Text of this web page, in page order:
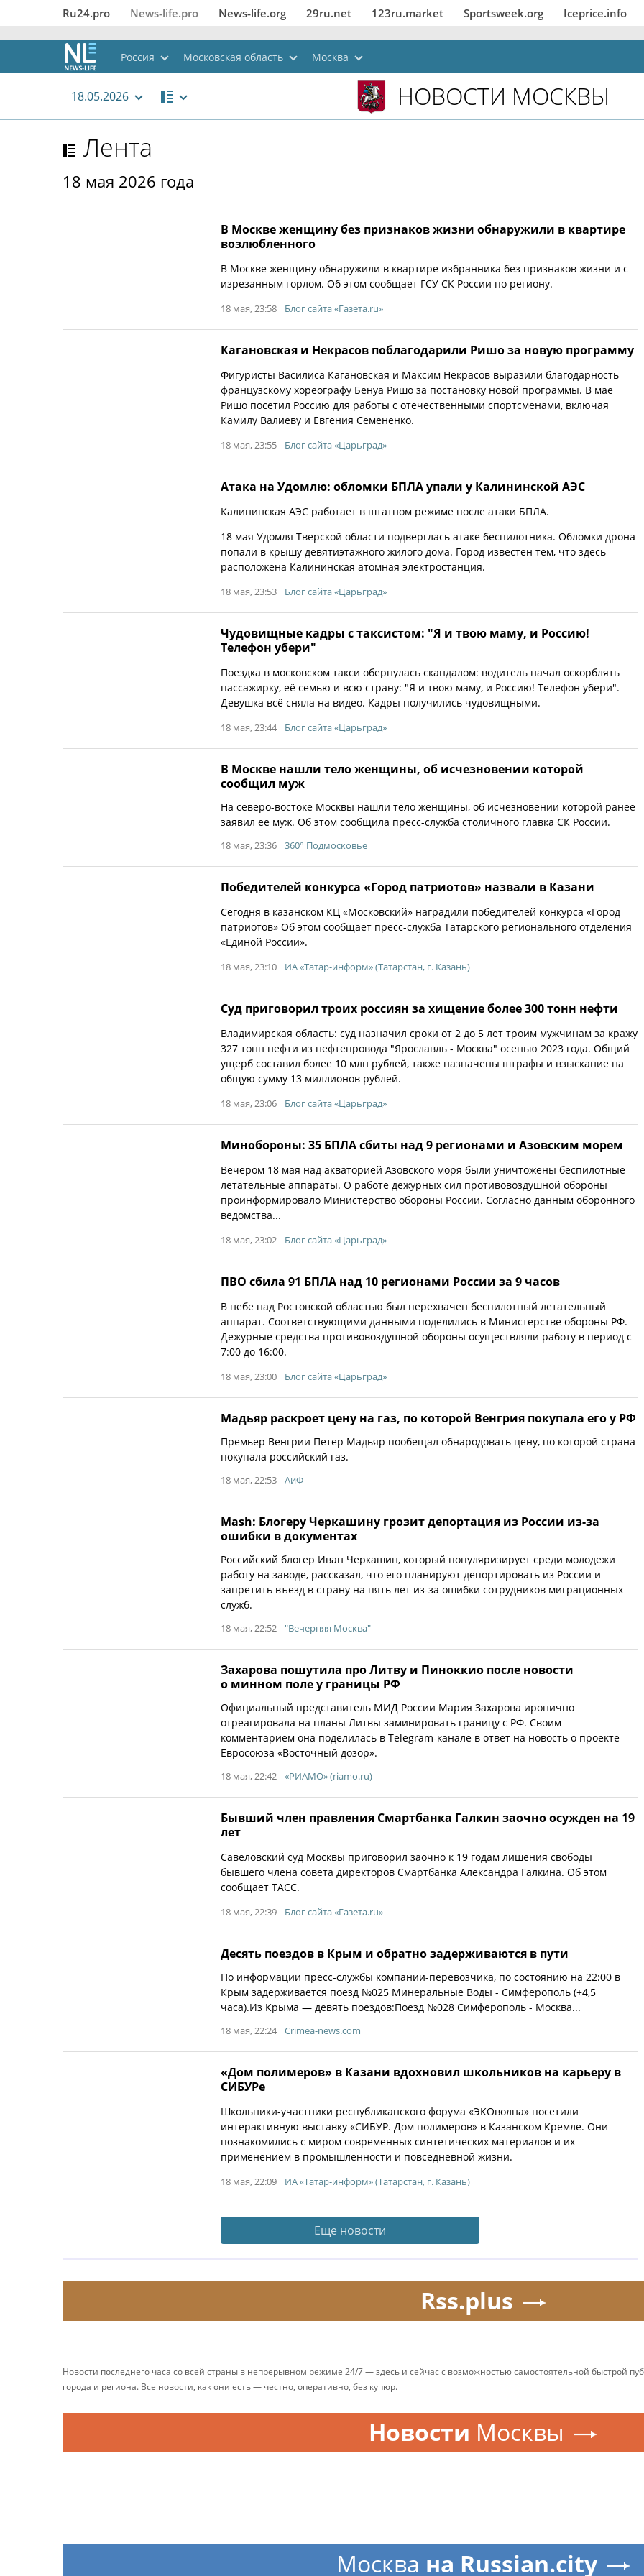
Ru24.pro News‑life.pro News‑life.org 29ru.net 123ru.market Sportsweek.org Iceprice.info
Россия Московская область Москва
18.05.2026 НОВОСТИ МОСКВЫ
Лента
18 мая 2026 года
В Москве женщину без признаков жизни обнаружили в квартире
возлюбленного
В Москве женщину обнаружили в квартире избранника без признаков жизни и с
изрезанным горлом. Об этом сообщает ГСУ СК России по региону.
18 мая, 23:58 Блог сайта «Газета.ru»
Кагановская и Некрасов поблагодарили Ришо за новую программу
Фигуристы Василиса Кагановская и Максим Некрасов выразили благодарность
французскому хореографу Бенуа Ришо за постановку новой программы. В мае
Ришо посетил Россию для работы с отечественными спортсменами, включая
Камилу Валиеву и Евгения Семененко.
18 мая, 23:55 Блог сайта «Царьград»
Атака на Удомлю: обломки БПЛА упали у Калининской АЭС
Калининская АЭС работает в штатном режиме после атаки БПЛА.
18 мая Удомля Тверской области подверглась атаке беспилотника. Обломки дрона
попали в крышу девятиэтажного жилого дома. Город известен тем, что здесь
расположена Калининская атомная электростанция.
18 мая, 23:53 Блог сайта «Царьград»
Чудовищные кадры с таксистом: "Я и твою маму, и Россию!
Телефон убери"
Поездка в московском такси обернулась скандалом: водитель начал оскорблять
пассажирку, её семью и всю страну: "Я и твою маму, и Россию! Телефон убери".
Девушка всё сняла на видео. Кадры получились чудовищными.
18 мая, 23:44 Блог сайта «Царьград»
В Москве нашли тело женщины, об исчезновении которой
сообщил муж
На северо-востоке Москвы нашли тело женщины, об исчезновении которой ранее
заявил ее муж. Об этом сообщила пресс-служба столичного главка СК России.
18 мая, 23:36 360° Подмосковье
Победителей конкурса «Город патриотов» назвали в Казани
Сегодня в казанском КЦ «Московский» наградили победителей конкурса «Город
патриотов» Об этом сообщает пресс-служба Татарского регионального отделения
«Единой России».
18 мая, 23:10 ИА «Татар-информ» (Татарстан, г. Казань)
Суд приговорил троих россиян за хищение более 300 тонн нефти
Владимирская область: суд назначил сроки от 2 до 5 лет троим мужчинам за кражу
327 тонн нефти из нефтепровода "Ярославль - Москва" осенью 2023 года. Общий
ущерб составил более 10 млн рублей, также назначены штрафы и взыскание на
общую сумму 13 миллионов рублей.
18 мая, 23:06 Блог сайта «Царьград»
Минобороны: 35 БПЛА сбиты над 9 регионами и Азовским морем
Вечером 18 мая над акваторией Азовского моря были уничтожены беспилотные
летательные аппараты. О работе дежурных сил противовоздушной обороны
проинформировало Министерство обороны России. Согласно данным оборонного
ведомства...
18 мая, 23:02 Блог сайта «Царьград»
ПВО сбила 91 БПЛА над 10 регионами России за 9 часов
В небе над Ростовской областью был перехвачен беспилотный летательный
аппарат. Соответствующими данными поделились в Министерстве обороны РФ.
Дежурные средства противовоздушной обороны осуществляли работу в период с
7:00 до 16:00.
18 мая, 23:00 Блог сайта «Царьград»
Мадьяр раскроет цену на газ, по которой Венгрия покупала его у РФ
Премьер Венгрии Петер Мадьяр пообещал обнародовать цену, по которой страна
покупала российский газ.
18 мая, 22:53 АиФ
Mash: Блогеру Черкашину грозит депортация из России из-за
ошибки в документах
Российский блогер Иван Черкашин, который популяризирует среди молодежи
работу на заводе, рассказал, что его планируют депортировать из России и
запретить въезд в страну на пять лет из-за ошибки сотрудников миграционных
служб.
18 мая, 22:52 "Вечерняя Москва"
Захарова пошутила про Литву и Пиноккио после новости
о минном поле у границы РФ
Официальный представитель МИД России Мария Захарова иронично
отреагировала на планы Литвы заминировать границу с РФ. Своим
комментарием она поделилась в Telegram-канале в ответ на новость о проекте
Евросоюза «Восточный дозор».
18 мая, 22:42 «РИАМО» (riamo.ru)
Бывший член правления Смартбанка Галкин заочно осужден на 19
лет
Савеловский суд Москвы приговорил заочно к 19 годам лишения свободы
бывшего члена совета директоров Смартбанка Александра Галкина. Об этом
сообщает ТАСС.
18 мая, 22:39 Блог сайта «Газета.ru»
Десять поездов в Крым и обратно задерживаются в пути
По информации пресс-службы компании-перевозчика, по состоянию на 22:00 в
Крым задерживается поезд №025 Минеральные Воды - Симферополь (+4,5
часа).Из Крыма — девять поездов:Поезд №028 Симферополь - Москва...
18 мая, 22:24 Crimea-news.com
«Дом полимеров» в Казани вдохновил школьников на карьеру в
СИБУРе
Школьники-участники республиканского форума «ЭКОволна» посетили
интерактивную выставку «СИБУР. Дом полимеров» в Казанском Кремле. Они
познакомились с миром современных синтетических материалов и их
применением в промышленности и повседневной жизни.
18 мая, 22:09 ИА «Татар-информ» (Татарстан, г. Казань)
Еще новости
Rss.plus
Новости последнего часа со всей страны в непрерывном режиме 24/7 — здесь и сейчас с возможностью самостоятельной быстрой
города и региона. Все новости, как они есть — честно, оперативно, без купюр.
Новости Москвы
Москва на Russian.city